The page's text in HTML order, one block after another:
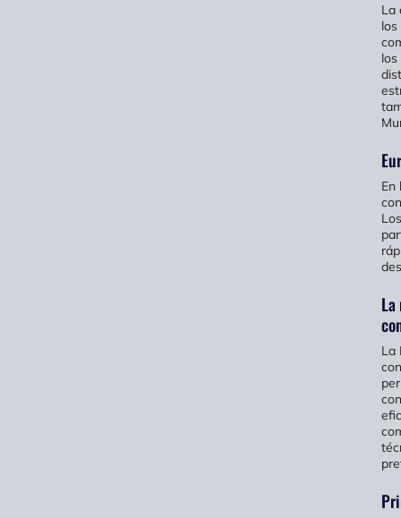
La
En
La